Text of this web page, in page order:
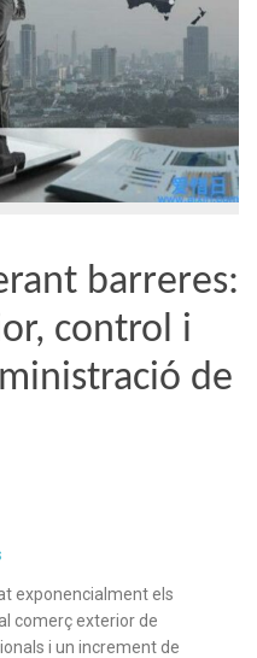
barreres:
control i
de
exponencialment els
comerç exterior de
i un increment de